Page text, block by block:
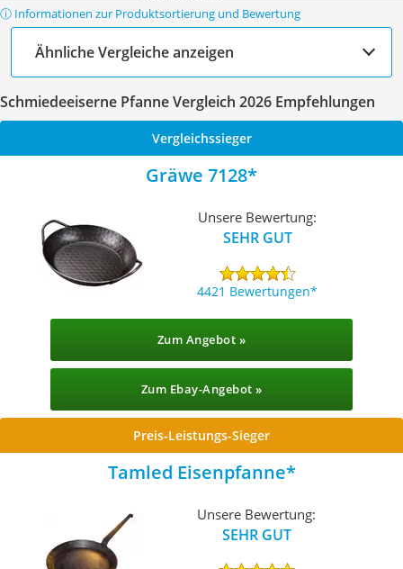
ⓘ Informationen zur Produktsortierung und Bewertung
Ähnliche Vergleiche anzeigen
Schmiedeeiserne Pfanne Vergleich 2026 Empfehlungen
Vergleichssieger
Gräwe 7128
Unsere Bewertung:
SEHR GUT
4421 Bewertungen
Zum Angebot »
Zum Ebay-Angebot »
Preis-Leistungs-Sieger
Tamled Eisenpfanne
Unsere Bewertung:
SEHR GUT